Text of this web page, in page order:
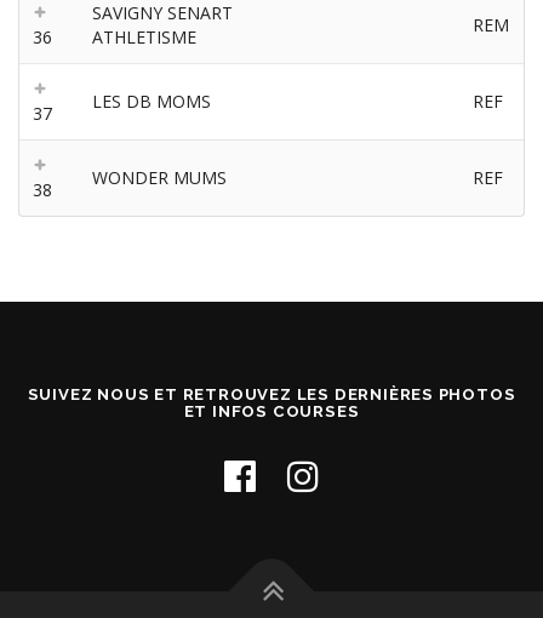
36
SAVIGNY SENART
ATHLETISME
REM
37
LES DB MOMS REF
38
WONDER MUMS REF
SUIVEZ NOUS ET RETROUVEZ LES DERNIÈRES PHOTOS
ET INFOS COURSES